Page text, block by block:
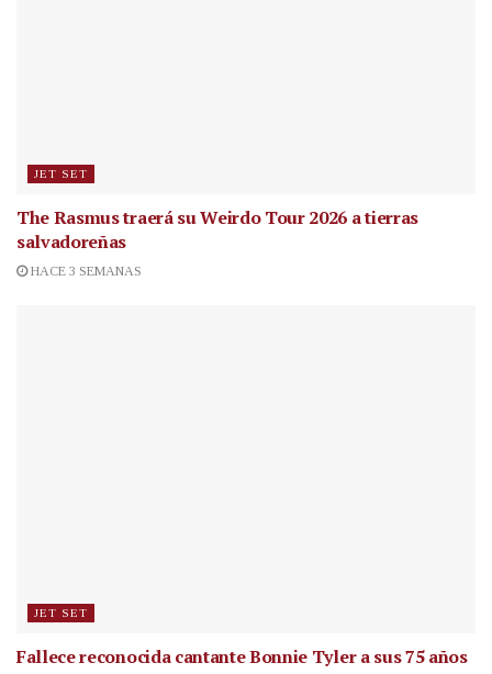
JET SET
The Rasmus traerá su Weirdo Tour 2026 a tierras
salvadoreñas
HACE 3 SEMANAS
JET SET
Fallece reconocida cantanteBonnie Tyler a sus 75 años